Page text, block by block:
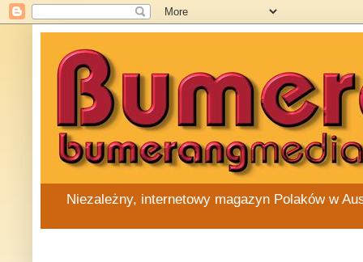
Niezależny, internetowy magazyn Polaków w